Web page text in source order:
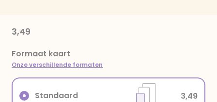
3,49
Formaat kaart
Onze verschillende formaten
Standaard 3,49